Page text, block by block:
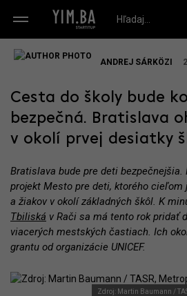
ANDREJ SÁRKÖZI
Cesta do školy bude
bezpečná. Bratislava
v okolí prvej desiatky
Bratislava bude pre deti
projekt Mesto pre deti, ktorého
a žiakov v okolí základných škôl. K
Tbiliská v Rači sa má tento rok pridať
viacerých mestských častiach. Ich
grantu od organizácie UNICEF.
Zdroj: Martin Baumann /